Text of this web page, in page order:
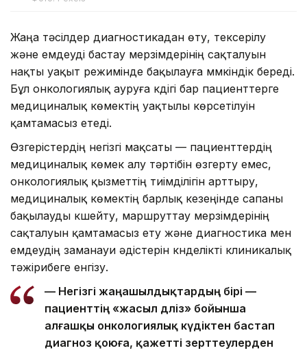
Жаңа тәсілдер диагностикадан өту, тексерілу
және емдеуді бастау мерзімдерінің сақталуын
нақты уақыт режимінде бақылауға мүмкіндік береді.
Бұл онкологиялық ауруға күдігі бар пациенттерге
медициналық көмектің уақтылы көрсетілуін
қамтамасыз етеді.
Өзгерістердің негізгі мақсаты — пациенттердің
медициналық көмек алу тәртібін өзгерту емес,
онкологиялық қызметтің тиімділігін арттыру,
медициналық көмектің барлық кезеңінде сапаны
бақылауды күшейту, маршруттау мерзімдерінің
сақталуын қамтамасыз ету және диагностика мен
емдеудің заманауи әдістерін күнделікті клиникалық
тәжірибеге енгізу.
— Негізгі жаңашылдықтардың бірі —
пациенттің «жасыл дәліз» бойынша
алғашқы онкологиялық күдіктен бастап
диагноз қоюға, қажетті зерттеулерден